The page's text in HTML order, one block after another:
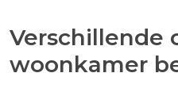
Verschillende
woonkamer